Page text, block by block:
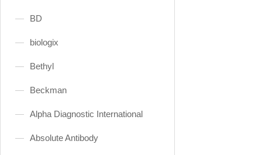
BD
biologix
Bethyl
Beckman
Alpha Diagnostic International
Absolute Antibody